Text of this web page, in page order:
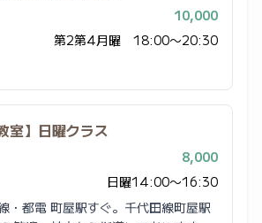
10,000
第2第4月曜 18:00〜20:30
室】日曜クラス
8,000
日曜14:00〜16:30
・都電 町屋駅すぐ。千代田線町屋駅